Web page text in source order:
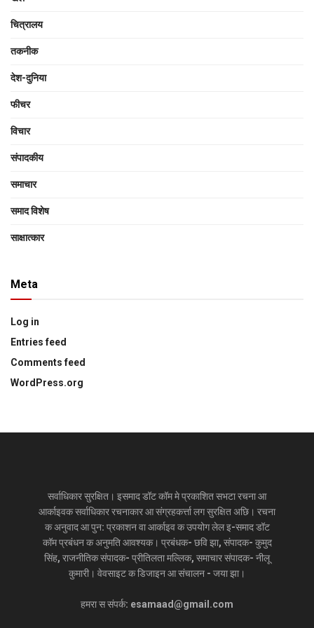
चित्रालय
तकनीक
देश-दुनिया
फीचर
विचार
संपादकीय
समाचार
समाद विशेष
साक्षात्‍कार
Meta
Log in
Entries feed
Comments feed
WordPress.org
सर्वाधिकार सुरक्षित। इसमाद डॉट कॉम मे प्रकाशित सभटा रचना आ
आर्काइवक सर्वाधिकार रचनाकार आ संग्रहकर्त्ता लग सुरक्षित अछि। रचना
क अनुवाद आ पुन: प्रकाशन वा आर्काइव क उपयोग लेल इ-समाद डॉट
कॉम प्रबंधन क अनुमति आवश्यक। प्रबंधक- छवि झा, संपादक- कुमुद
सिंह, राजनीतिक संपादक- प्रीतिलता मल्लिक, समाचार संपादक- नीलू
कुमारी। वेवसाइट क डिजाइन आ संचालन - जया झा।
हमरा स संपर्क: esamaad@gmail.com